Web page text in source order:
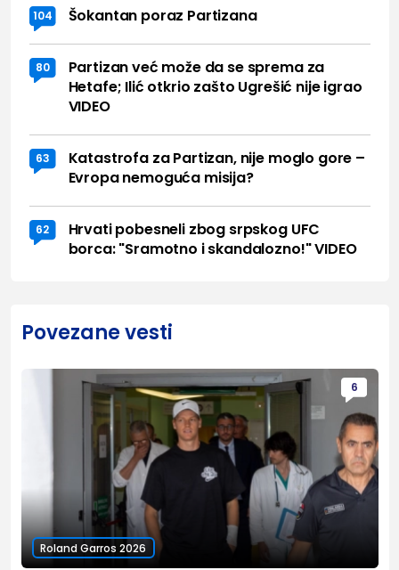
104 Šokantan poraz Partizana
80
Partizan već može da se sprema za
Hetafe; Ilić otkrio zašto Ugrešić nije igrao
VIDEO
63
Katastrofa za Partizan, nije moglo gore –
Evropa nemoguća misija?
62
Hrvati pobesneli zbog srpskog UFC
borca: "Sramotno i skandalozno!" VIDEO
Povezane vesti
6
Roland Garros 2026